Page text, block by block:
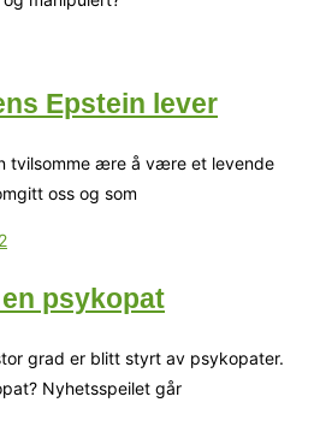
Epstein lever
tvilsomme ære å være et levende
oss og som
psykopat
grad er blitt styrt av psykopater.
Nyhetsspeilet går